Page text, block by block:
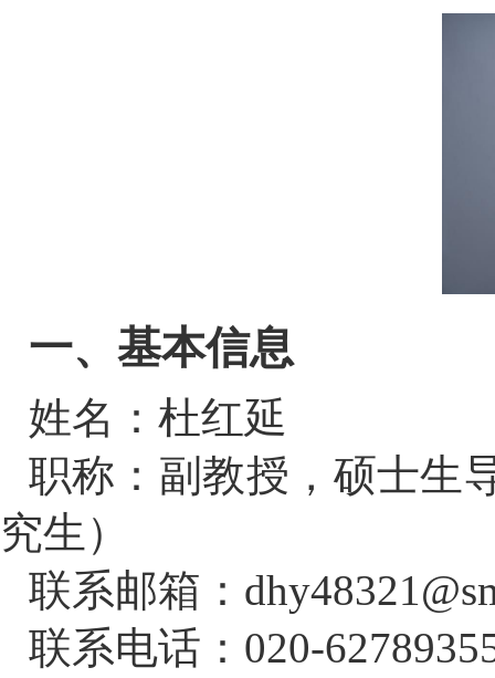
一、基本信息
姓名：杜
职称：副教授，硕士生
究生）
联系邮箱：
联系电话：020-